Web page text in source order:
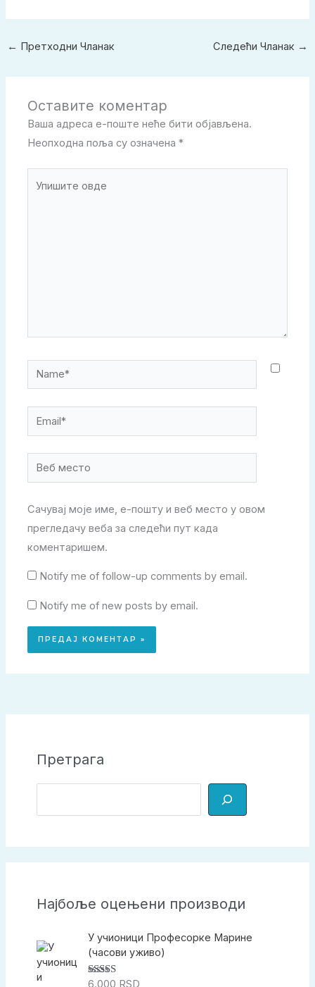
← Претходни Чланак Следећи Чланак →
Оставите коментар
Ваша адреса е-поште неће бити објављена.
Неопходна поља су означена*
Name*
Email*
Веб
место
Сачувај моје име, е-пошту и веб место у овом
прегледачу веба за следећи пут када
коментаришем.
Notify me of follow-up comments by email.
Notify me of new posts by email.
Претрага
р
Најбоље оцењени производи
У учионици Професорке Марине
(часови уживо)
Оцењено са
6.000 RSD